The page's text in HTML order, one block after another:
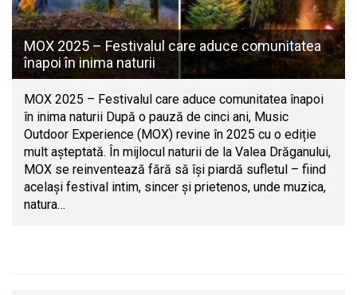
MOX 2025 – Festivalul care aduce comunitatea
înapoi în inima naturii
MOX 2025 – Festivalul care aduce comunitatea înapoi
în inima naturii După o pauză de cinci ani, Music
Outdoor Experience (MOX) revine în 2025 cu o ediție
mult așteptată. În mijlocul naturii de la Valea Drăganului,
MOX se reinventează fără să își piardă sufletul – fiind
același festival intim, sincer și prietenos, unde muzica,
natura…